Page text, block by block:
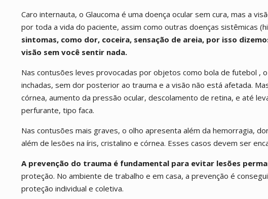
Caro internauta, o Glaucoma é uma doença ocular sem cura, mas a
por toda a vida do paciente, assim como outras doenças sistêmicas
sintomas, como dor, coceira, sensação de areia, por isso
visão sem você sentir nada.
Nas contusões leves provocadas por objetos como bola de futebol ,
inchadas, sem dor posterior ao trauma e a visão não está afetada.
córnea, aumento da pressão ocular, descolamento de retina, e até
perfurante, tipo faca.
Nas contusões mais graves, o olho apresenta além da hemorragia,
além de lesões na íris, cristalino e córnea. Esses casos devem ser
A prevenção do trauma é fundamental para evitar lesões
proteção. No ambiente de trabalho e em casa, a prevenção é
proteção individual e coletiva.